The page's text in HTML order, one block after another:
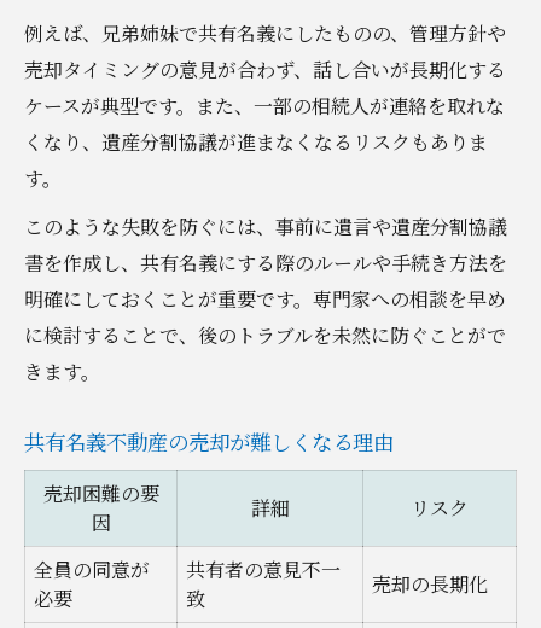
例えば、兄弟姉妹で共有名義にしたものの、管理方針や
売却タイミングの意見が合わず、話し合いが長期化する
ケースが典型です。また、一部の相続人が連絡を取れな
くなり、遺産分割協議が進まなくなるリスクもありま
す。
このような失敗を防ぐには、事前に遺言や遺産分割協議
書を作成し、共有名義にする際のルールや手続き方法を
明確にしておくことが重要です。専門家への相談を早め
に検討することで、後のトラブルを未然に防ぐことがで
きます。
共有名義不動産の売却が難しくなる理由
売却困難の要
因
詳細 リスク
全員の同意が
必要
共有者の意見不一
致
売却の長期化